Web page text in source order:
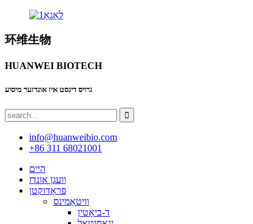
环维生物
HUANWEI BIOTECH
גרויס דינסט איז אונדזער מיסיע
info@huanweibio.com
+86 311 68021001
היים
וועגן אונדז
פּראָדוקטן
וויטאַמינס
ד-ביאָטין